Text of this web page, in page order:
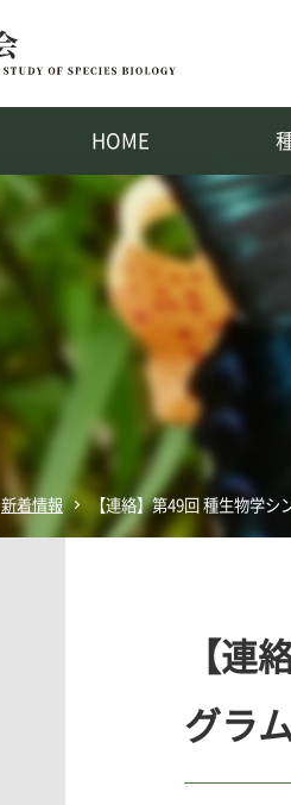
HOME
英文誌：PLANT SPECIES
新着情報 【連絡】第49回 種生物学シ
【連
グラ